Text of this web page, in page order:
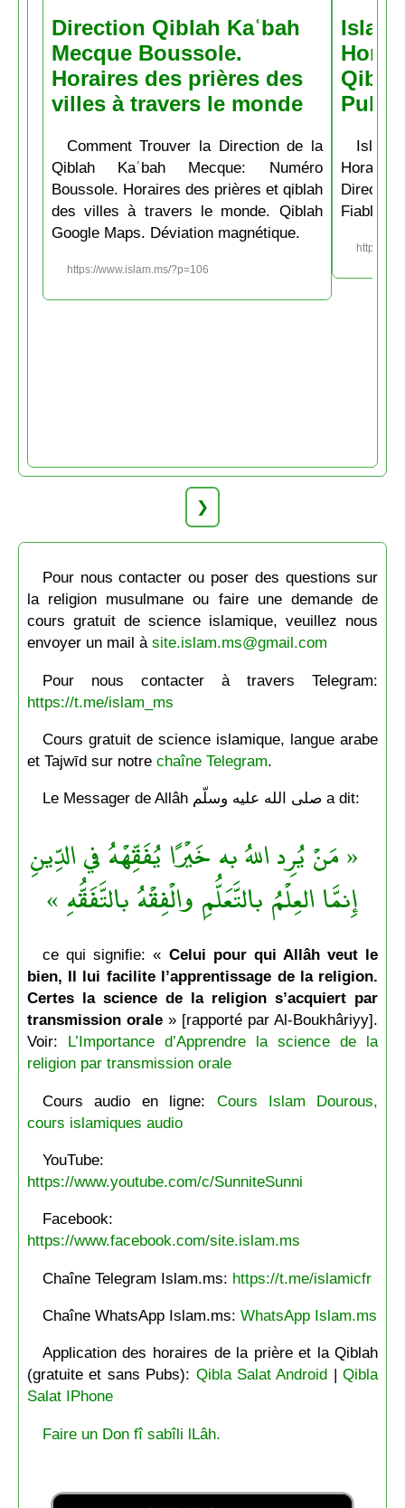
Direction Qiblah Kaʿbah
Mecque Boussole.
Horaires des prières des
villes à travers le monde
Comment Trouver la Direction de la
Qiblah Kaʿbah Mecque: Numéro
Boussole. Horaires des prières et qiblah
des villes à travers le monde. Qiblah
Google Maps. Déviation magnétique.
https://www.islam.ms/?p=106
Pubs
Fiable et
https://
❯
Pour nous contacter ou poser des questions sur
la religion musulmane ou faire une demande de
cours gratuit de science islamique, veuillez nous
envoyer un mail à site.islam.ms@gmail.com
Pour nous contacter à travers Telegram:
https://t.me/islam_ms
Cours gratuit de science islamique, langue arabe
et Tajwīd sur notre chaîne Telegram.
Le Messager de Allâh صلى الله عليه وسلّم a dit:
« مَنْ يُرِد اللهُ به خَيْرًا يُفَقِّهْهُ في الدِّينِ
إِنمَّا العِلْمُ بالتَّعَلُّمِ والْفِقْهُ بالتَّفَقُّهِ »
ce qui signifie: « Celui pour qui Allâh veut le
bien, Il lui facilite l’apprentissage de la religion.
Certes la science de la religion s’acquiert par
transmission orale» [rapporté par Al-Boukhâriyy].
Voir: L’Importance d’Apprendre la science de la
religion par transmission orale
Cours audio en ligne: Cours Islam Dourous,
cours islamiques audio
YouTube:
https://www.youtube.com/c/SunniteSunni
Facebook:
https://www.facebook.com/site.islam.ms
Chaîne Telegram Islam.ms: https://t.me/islamicfr
Chaîne WhatsApp Islam.ms: WhatsApp Islam.ms
Application des horaires de la prière et la Qiblah
(gratuite et sans Pubs): Qibla Salat Android |Qibla
Salat IPhone
Faire un Don fî sabîli lLâh.